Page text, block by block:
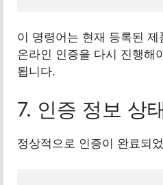
이 명령어는 현재 등록된
온라인 인증을 다시 진행해
됩니다.
7. 인증 정보 상
정상적으로 인증이 완료되